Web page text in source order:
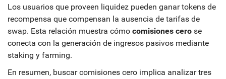
Los usuarios que proveen liquidez pueden ganar tokens de
recompensa que compensan la ausencia de tarifas de
swap. Esta relación muestra cómo comisiones cero se
conecta con la generación de ingresos pasivos mediante
staking y farming.
En resumen, buscar comisiones cero implica analizar tres